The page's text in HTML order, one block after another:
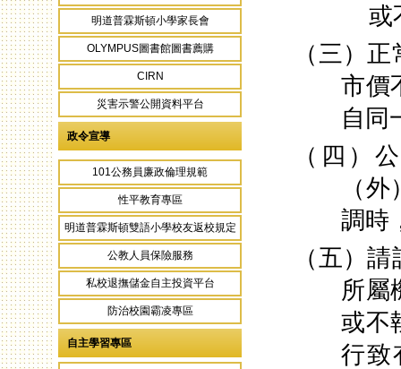
明道普霖斯頓小學家長會
OLYMPUS圖書館圖書薦購
CIRN
災害示警公開資料平台
政令宣導
101公務員廉政倫理規範
性平教育專區
明道普霖斯頓雙語小學校友返校規定
公教人員保險服務
私校退撫儲金自主投資平台
防治校園霸凌專區
自主學習專區
或
（三）
市價
自同
（四）
（
調時
（五）
所屬
或不
行致